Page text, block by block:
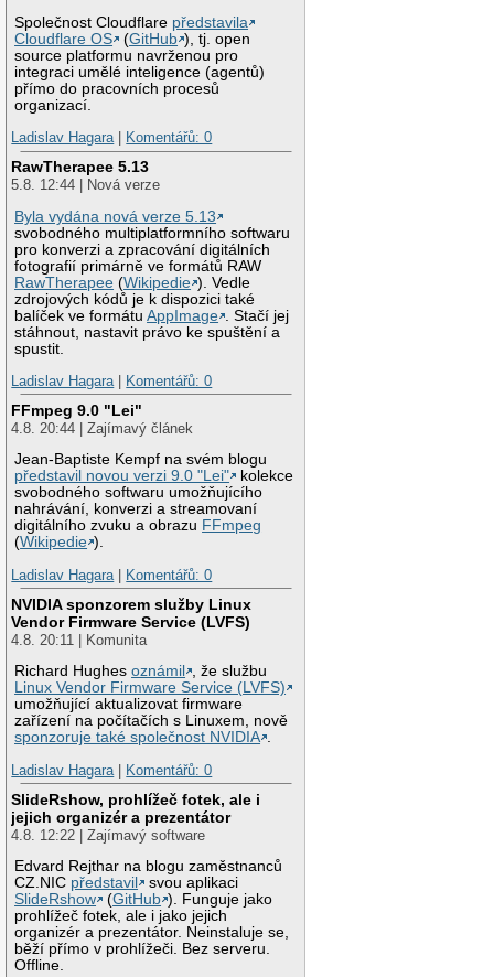
Společnost Cloudflare představila
Cloudflare OS
(GitHub ), tj. open
source platformu navrženou pro
integraci umělé inteligence (agentů)
přímo do pracovních procesů
organizací.
Ladislav Hagara| Komentářů: 0
RawTherapee 5.13
5.8. 12:44 | Nová verze
Byla vydána nová verze 5.13
svobodného multiplatformního softwaru
pro konverzi a zpracování digitálních
fotografií primárně ve formátů RAW
RawTherapee (Wikipedie ). Vedle
zdrojových kódů je k dispozici také
balíček ve formátuAppImage
. Stačí jej
stáhnout, nastavit právo ke spuštění a
spustit.
Ladislav Hagara| Komentářů: 0
FFmpeg 9.0 "Lei"
4.8. 20:44 | Zajímavý článek
Jean-Baptiste Kempf na svém blogu
představil novou verzi 9.0 "Lei"
kolekce
svobodného softwaru umožňujícího
nahrávání, konverzi a streamovaní
digitálního zvuku a obrazu FFmpeg
(Wikipedie ).
Ladislav Hagara| Komentářů: 0
NVIDIA sponzorem služby Linux
Vendor Firmware Service (LVFS)
4.8. 20:11 | Komunita
Richard Hughesoznámil
, že službu
Linux Vendor Firmware Service (LVFS)
umožňující aktualizovat firmware
zařízení na počítačích s Linuxem, nově
sponzoruje také společnost NVIDIA .
Ladislav Hagara| Komentářů: 0
SlideRshow, prohlížeč fotek, ale i
jejich organizér a prezentátor
4.8. 12:22 | Zajímavý software
Edvard Rejthar na blogu zaměstnanců
CZ.NIC představil
svou aplikaci
SlideRshow
(GitHub ). Funguje jako
prohlížeč fotek, ale i jako jejich
organizér a prezentátor. Neinstaluje se,
běží přímo v prohlížeči. Bez serveru.
Offline.